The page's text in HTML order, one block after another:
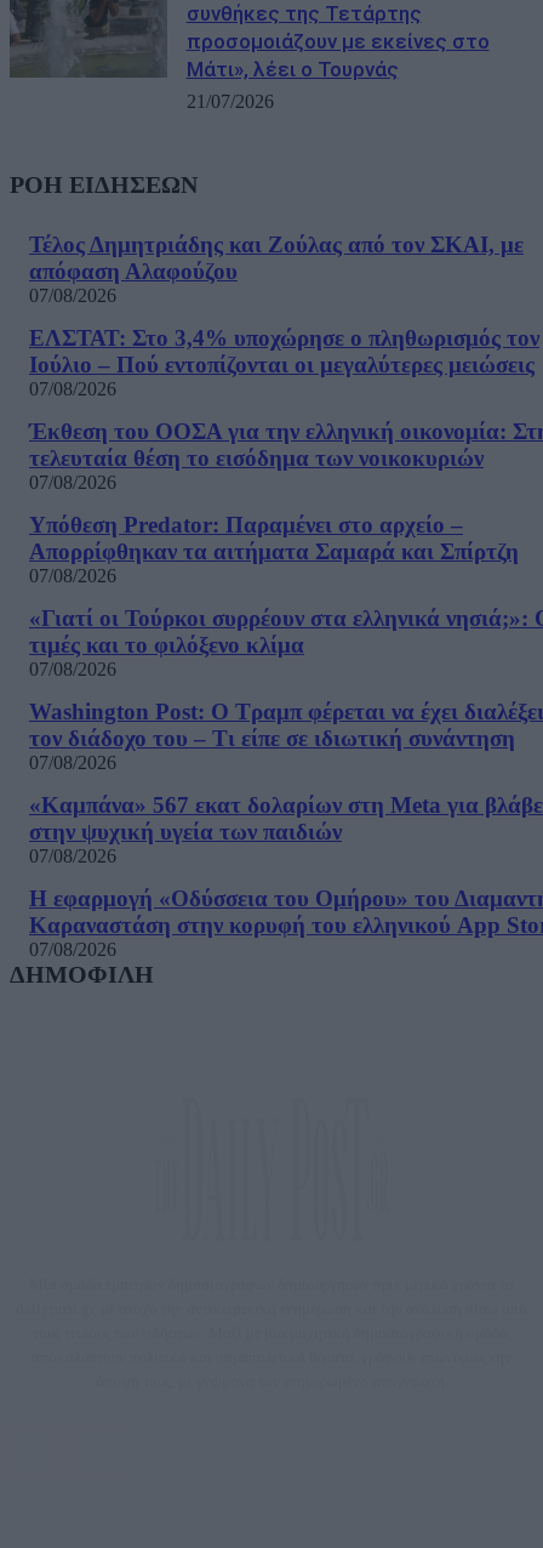
συνθήκες της Τετάρτης
προσομοιάζουν με εκείνες στο
Μάτι», λέει ο Τουρνάς
21/07/2026
ΡΟΗ ΕΙΔΗΣΕΩΝ
Τέλος Δημητριάδης και Ζούλας από τον ΣΚΑΙ, με
απόφαση Αλαφούζου
07/08/2026
ΕΛΣΤΑΤ: Στο 3,4% υποχώρησε ο πληθωρισμός τον
Ιούλιο – Πού εντοπίζονται οι μεγαλύτερες μειώσεις
07/08/2026
Έκθεση του ΟΟΣΑ για την ελληνική οικονομία:
τελευταία θέση το εισόδημα των νοικοκυριών
07/08/2026
Υπόθεση Predator: Παραμένει στο αρχείο –
Απορρίφθηκαν τα αιτήματα Σαμαρά και Σπίρτζη
07/08/2026
«Γιατί οι Τούρκοι συρρέουν στα ελληνικά νησιά;»:
τιμές και το φιλόξενο κλίμα
07/08/2026
Washington Post: Ο Τραμπ φέρεται να έχει διαλέξει
τον διάδοχο του – Τι είπε σε ιδιωτική συνάντηση
07/08/2026
«Καμπάνα» 567 εκατ δολαρίων στη Meta για
στην ψυχική υγεία των παιδιών
07/08/2026
Η εφαρμογή «Οδύσσεια του Ομήρου» του
Καραναστάση στην κορυφή του ελληνικού App
07/08/2026
ΔΗΜΟΦΙΛΗ